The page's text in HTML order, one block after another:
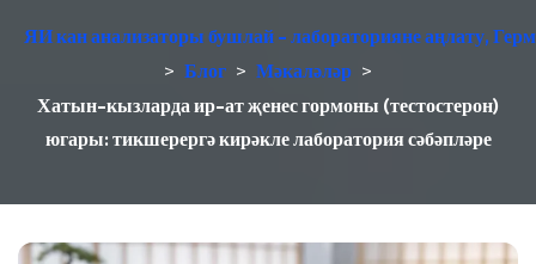
ЯИ кан анализаторы бушлай - лабораторияне аңлату,
> Блог > Мәкаләләр >
Хатын-кызларда ир-ат җенес гормоны (тестостерон)
югары: тикшерергә кирәкле лаборатория сәбәпләре